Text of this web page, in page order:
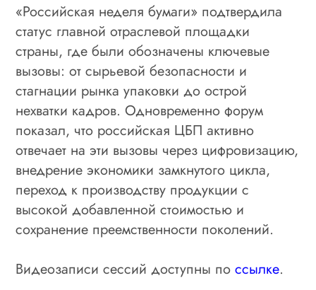
«Российская неделя бумаги» подтвердила
статус главной отраслевой площадки
страны, где были обозначены ключевые
вызовы: от сырьевой безопасности и
стагнации рынка упаковки до острой
нехватки кадров. Одновременно форум
показал, что российская ЦБП активно
отвечает на эти вызовы через цифровизацию,
внедрение экономики замкнутого цикла,
переход к производству продукции с
высокой добавленной стоимостью и
сохранение преемственности поколений.
Видеозаписи сессий доступны поссылке.